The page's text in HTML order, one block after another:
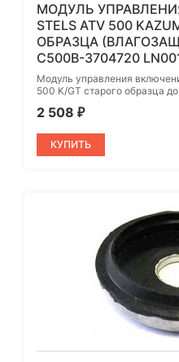
МОДУЛЬ
STELS ATV 500
ОБРАЗЦА
C500B-3704720
Модуль управления
500 K/GT старого образца
2 508 ₽
КУПИТЬ